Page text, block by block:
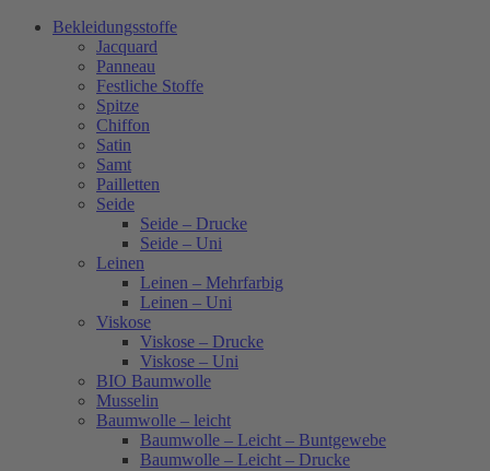
Bekleidungsstoffe
Jacquard
Panneau
Festliche Stoffe
Spitze
Chiffon
Satin
Samt
Pailletten
Seide
Seide – Drucke
Seide – Uni
Leinen
Leinen – Mehrfarbig
Leinen – Uni
Viskose
Viskose – Drucke
Viskose – Uni
BIO Baumwolle
Musselin
Baumwolle – leicht
Baumwolle – Leicht – Buntgewebe
Baumwolle – Leicht – Drucke